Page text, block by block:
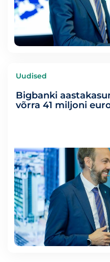
Uudised
Bigbanki
võrra 41 miljoni